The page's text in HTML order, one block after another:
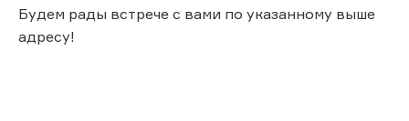
Будем рады встрече с вами по указанному выше
адресу!